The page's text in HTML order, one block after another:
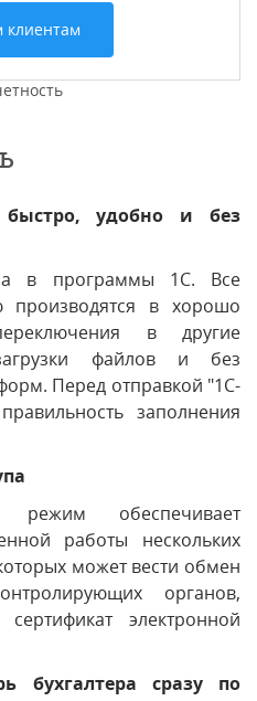
быстро, удобно и без
в программы 1С. Все
производятся в хорошо
в другие
файлов и без
Перед отправкой "1С-
заполнения
режим обеспечивает
работы нескольких
может вести обмен
органов,
электронной
бухгалтера сразу по